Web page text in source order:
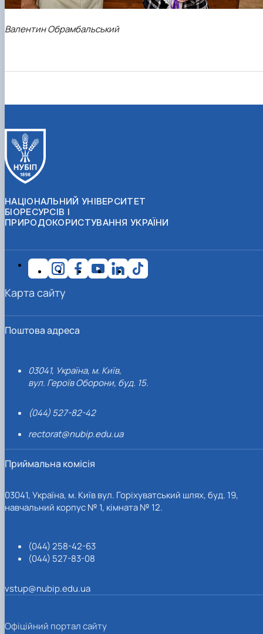
Валентин Обрамбальський
НАЦІОНАЛЬНИЙ УНІВЕРСИТЕТ
БІОРЕСУРСІВ І
ПРИРОДОКОРИСТУВАННЯ УКРАЇНИ
Поштова адреса
03041, Україна, м. Київ,
вул. Героїв Оборони, буд. 15.
(044) 527-82-42
rectorat@nubip.edu.ua
Приймальна комісія
03041, Україна, м. Київ вул. Горіхуватський шлях, буд. 19,
навчальний корпус № 1, кімната № 12.
(044) 258-42-63
(044) 527-83-08
vstup@nubip.edu.ua
Карта сайту
Офіційний портал сайту